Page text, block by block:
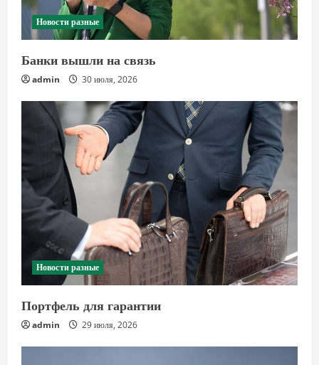
Новости разные
Банки вышли на связь
admin 30 июля, 2026
Новости разные
Портфель для гарантии
admin 29 июля, 2026